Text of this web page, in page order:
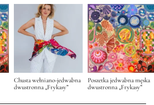
Chusta wełniano-jedwabna
dwustronna „Frykasy”
Poszetka jedwabna męska
dwustronna „Frykasy”